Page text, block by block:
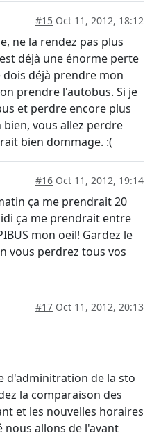
#15 Oct 11, 2012, 18:12
ne la rendez pas plus
déjà une énorme perte
dois déjà prendre mon
prendre l'autobus. Si je
et perdre encore plus
vous allez perdre
bien dommage. :(
#16 Oct 11, 2012, 19:14
ça me prendrait 20
ça me prendrait entre
mon oeil! Gardez le
vous perdrez tous vos
#17 Oct 11, 2012, 20:13
d'adminitration de la sto
la comparaison des
et les nouvelles horaires
nous allons de l'avant